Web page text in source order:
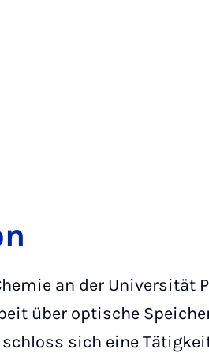
an der Universität
über optische
sich eine